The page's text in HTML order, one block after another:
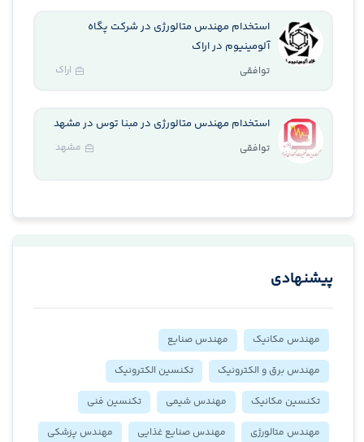
استخدام مهندس متالورژی در شرکت پگاه
آلومینیوم در اراک
توافقی اراک
استخدام مهندس متالورژی در مبنا توس در مشهد
توافقی مشهد
پیشنهادی
مهندس مکانیک
مهندس صنایع
مهندس برق و الکترونیک
تکنسین الکترونیک
تکنسین مکانیک
مهندس شیمی
تکنسین فنی
مهندس متالورژی
مهندس صنایع غذایی
مهندس پزشکی